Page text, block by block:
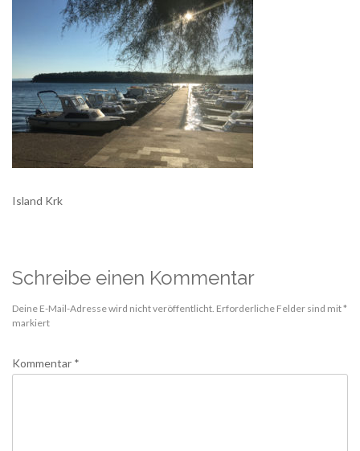
Island Krk
Schreibe einen Kommentar
Deine E-Mail-Adresse wird nicht veröffentlicht. Erforderliche Felder sind mit*
markiert
Kommentar *